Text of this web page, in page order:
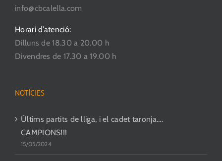
info@cbcalella.com
Horari d’atenció:
Dilluns de 18.30 a 20.00 h
Divendres de 17.30 a 19.00 h
NOTÍCIES
Últims partits de lliga, i el cadet taronja….
CAMPIONS!!!
15/05/2024